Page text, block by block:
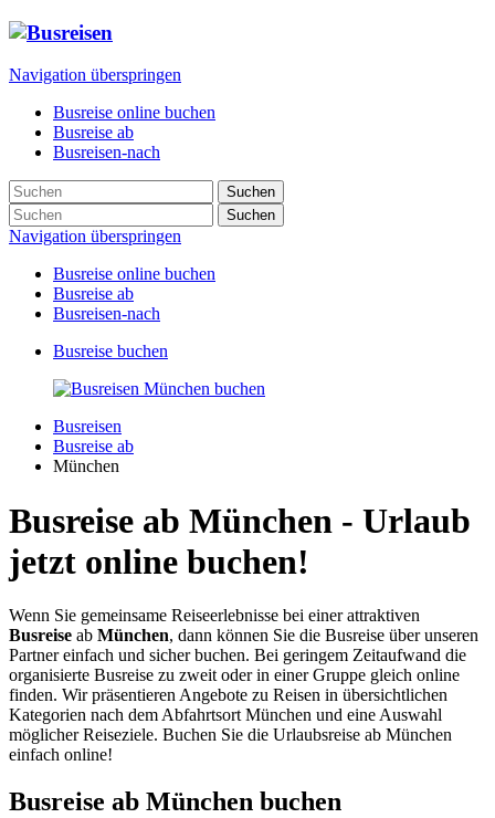
Navigation überspringen
Busreise online buchen
Busreise ab
Busreisen-nach
Suchen
Suchen
Navigation überspringen
Busreise online buchen
Busreise ab
Busreisen-nach
Busreise buchen
Busreisen
Busreise ab
München
Busreise ab München - Urlaub
jetzt online buchen!
Wenn Sie gemeinsame Reiseerlebnisse bei einer attraktiven
Busreise ab München, dann können Sie die Busreise über unseren
Partner einfach und sicher buchen. Bei geringem Zeitaufwand die
organisierte Busreise zu zweit oder in einer Gruppe gleich online
finden. Wir präsentieren Angebote zu Reisen in übersichtlichen
Kategorien nach dem Abfahrtsort München und eine Auswahl
möglicher Reiseziele. Buchen Sie die Urlaubsreise ab München
einfach online!
Busreise ab München buchen